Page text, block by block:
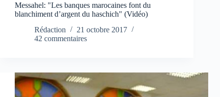
Messahel: "Les banques marocaines font du
blanchiment d’argent du haschich" (Vidéo)
Rédaction
21 octobre 2017
42 commentaires